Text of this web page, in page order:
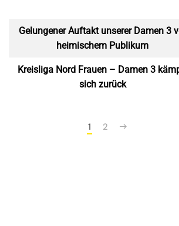
Gelungener Auftakt unserer Damen 3
heimischem Publikum
Kreisliga Nord Frauen – Damen 3
sich zurück
1 2